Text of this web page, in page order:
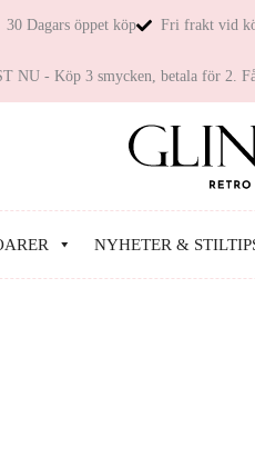
30 Dagars öppet köp Fri frakt vid
NU - Köp 3 smycken, betala för 2.
NYHETER &